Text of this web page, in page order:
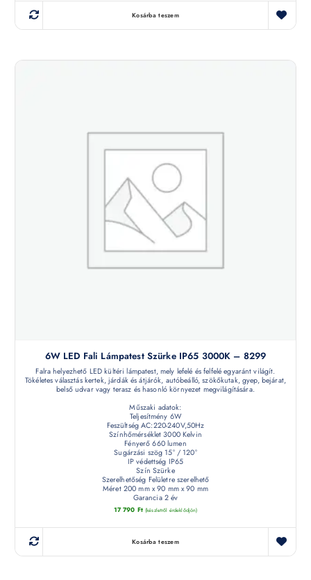
Kosárba teszem
6W LED Fali Lámpatest Szürke IP65 3000K – 8299
Falra helyezhető LED kültéri lámpatest, mely lefelé és felfelé egyaránt világít.
Tökéletes választás kertek, járdák és átjárók, autóbeálló, szökőkutak, gyep, bejárat,
belső udvar vagy terasz és hasonló környezet megvilágítására.
Műszaki adatok:
Teljesítmény 6W
Feszültség AC:220-240V,50Hz
Színhőmérséklet 3000 Kelvin
Fényerő 660 lumen
Sugárzási szög 15° / 120°
IP védettség IP65
Szín Szürke
Szerelhetőség Felületre szerelhető
Méret 200 mm x 90 mm x 90 mm
Garancia 2 év
17 790 Ft (készletről érdeklődjön)
Kosárba teszem